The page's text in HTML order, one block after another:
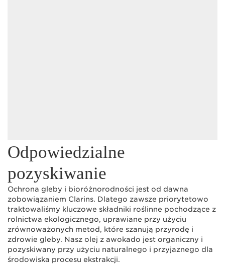
Odpowiedzialne
pozyskiwanie
Ochrona gleby i bioróżnorodności jest od dawna
zobowiązaniem Clarins. Dlatego zawsze priorytetowo
traktowaliśmy kluczowe składniki roślinne pochodzące z
rolnictwa ekologicznego, uprawiane przy użyciu
zrównoważonych metod, które szanują przyrodę i
zdrowie gleby. Nasz olej z awokado jest organiczny i
pozyskiwany przy użyciu naturalnego i przyjaznego dla
środowiska procesu ekstrakcji.